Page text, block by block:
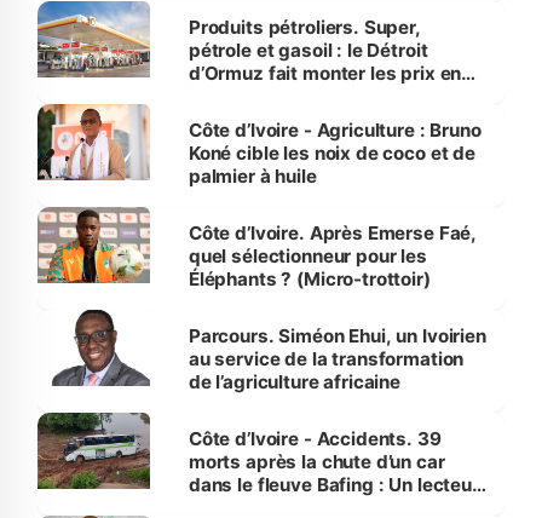
menacées
Produits pétroliers. Super,
pétrole et gasoil : le Détroit
d’Ormuz fait monter les prix en
Côte d’Ivoire - Agriculture : Bruno
Koné cible les noix de coco et de
palmier à huile
Côte d’Ivoire. Après Emerse Faé,
quel sélectionneur pour les
Éléphants ? (Micro-trottoir)
Parcours. Siméon Ehui, un Ivoirien
au service de la transformation
de l’agriculture africaine
Côte d’Ivoire - Accidents. 39
morts après la chute d’un car
dans le fleuve Bafing : Un lecteur